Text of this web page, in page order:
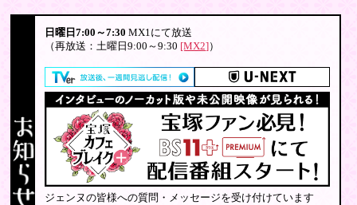
日曜日7:00～7:30 MX1にて放送
（再放送：土曜日9:00～9:30 [MX2]）
ジェンヌの皆様への質問・メッセージを受け付けています